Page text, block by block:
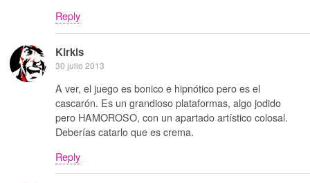
Reply
Kirkis
30 julio 2013
A ver, el juego es bonico e hipnótico pero es el
cascarón. Es un grandioso plataformas, algo jodido
pero HAMOROSO, con un apartado artístico colosal.
Deberías catarlo que es crema.
Reply